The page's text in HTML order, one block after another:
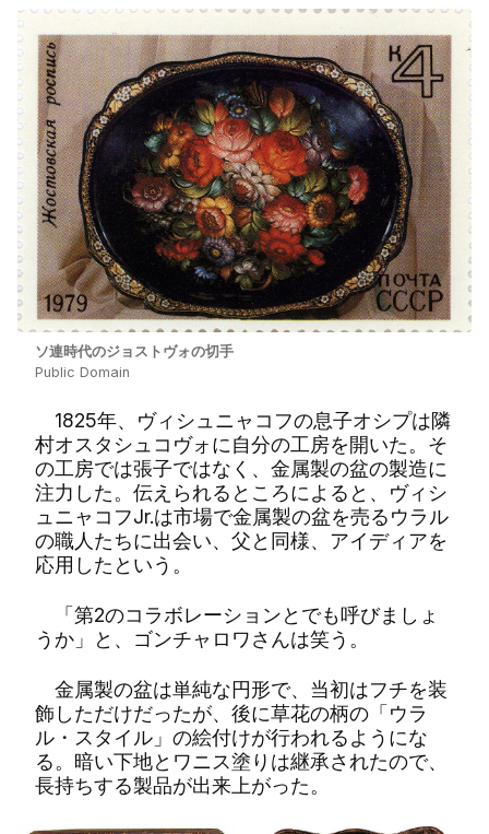
ソ連時代のジョストヴォの切手
Public Domain
1825年、ヴィシュニャコフの息子オシプは隣
村オスタシュコヴォに自分の工房を開いた。そ
の工房では張子ではなく、金属製の盆の製造に
注力した。伝えられるところによると、ヴィシ
ュニャコフJr.は市場で金属製の盆を売るウラル
の職人たちに出会い、父と同様、アイディアを
応用したという。
「第2のコラボレーションとでも呼びましょ
うか」と、ゴンチャロワさんは笑う。
金属製の盆は単純な円形で、当初はフチを装
飾しただけだったが、後に草花の柄の「ウラ
ル・スタイル」の絵付けが行われるようにな
る。暗い下地とワニス塗りは継承されたので、
長持ちする製品が出来上がった。